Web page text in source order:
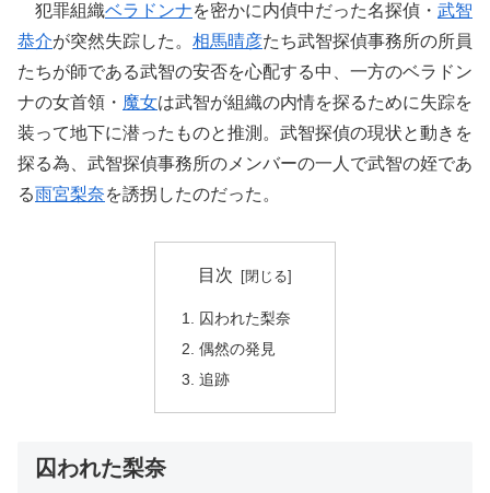
犯罪組織ベラドンナを密かに内偵中だった名探偵・ 武智
恭介が突然失踪した。 相馬晴彦たち武智探偵事務所の所員
たちが師である武智の安否を心配する中、一方のベラドン
ナの女首領・ 魔女は武智が組織の内情を探るために失踪を
装って地下に潜ったものと推測。武智探偵の現状と動きを
探る為、武智探偵事務所のメンバーの一人で武智の姪であ
る雨宮梨奈を誘拐したのだった。
目次
囚われた梨奈
偶然の発見
追跡
囚われた梨奈